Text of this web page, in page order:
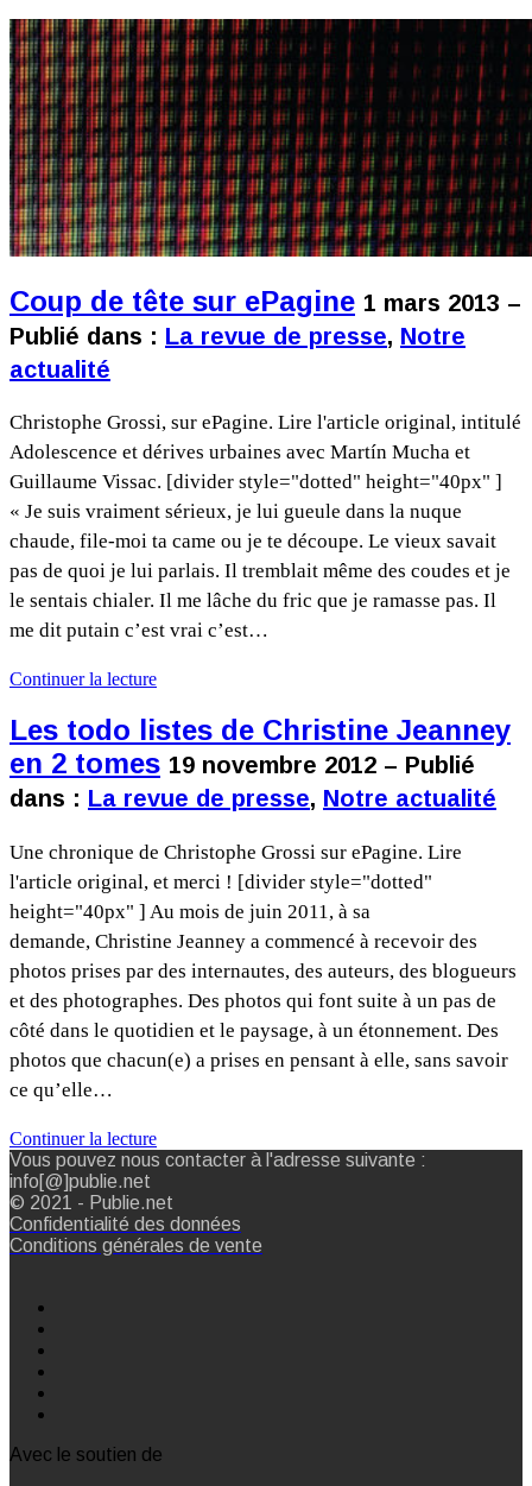
Coup de tête sur ePagine 1 mars 2013 –
Publié dans : La revue de presse, Notre
actualité
Christophe Grossi, sur ePagine. Lire l'article original, intitulé
Adolescence et dérives urbaines avec Martín Mucha et
Guillaume Vissac. [divider style="dotted" height="40px" ]
« Je suis vraiment sérieux, je lui gueule dans la nuque
chaude, file-moi ta came ou je te découpe. Le vieux savait
pas de quoi je lui parlais. Il tremblait même des coudes et je
le sentais chialer. Il me lâche du fric que je ramasse pas. Il
me dit putain c’est vrai c’est…
Continuer la lecture
Les todo listes de Christine Jeanney
en 2 tomes 19 novembre 2012 – Publié
dans : La revue de presse, Notre actualité
Une chronique de Christophe Grossi sur ePagine. Lire
l'article original, et merci ! [divider style="dotted"
height="40px" ] Au mois de juin 2011, à sa
demande, Christine Jeanney a commencé à recevoir des
photos prises par des internautes, des auteurs, des blogueurs
et des photographes. Des photos qui font suite à un pas de
côté dans le quotidien et le paysage, à un étonnement. Des
photos que chacun(e) a prises en pensant à elle, sans savoir
ce qu’elle…
Continuer la lecture
Vous pouvez nous contacter à l'adresse suivante :
info[@]publie.net
© 2021 - Publie.net
Confidentialité des données
Conditions générales de vente
Avec le soutien de